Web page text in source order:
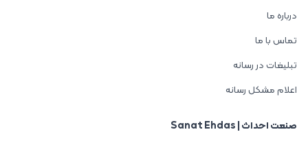
درباره ما
تماس با ما
تبلیغات در رسانه
اعلام مشکل رسانه
صنعت احداث | Sanat Ehdas